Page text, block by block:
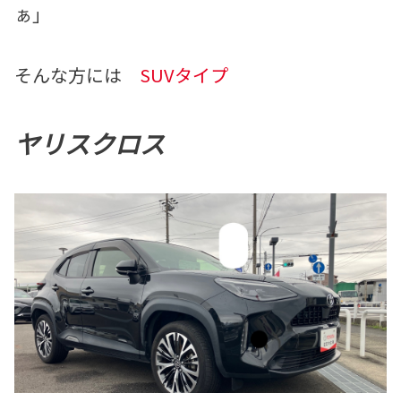
ぁ」
そんな方には SUVタイプ
ヤリスクロス